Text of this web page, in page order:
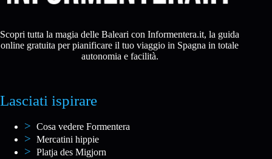
Scopri tutta la magia delle Baleari con Informentera.it, la guida
online gratuita per pianificare il tuo viaggio in Spagna in totale
autonomia e facilità.
Lasciati ispirare
Cosa vedere Formentera
Mercatini hippie
Platja des Migjorn